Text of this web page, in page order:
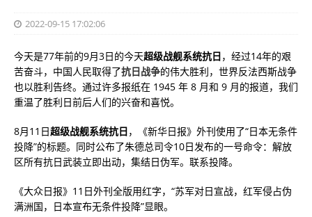
2022-09-15 17:02:06
今天是77年前的9月3日的今天超级战舰系统抗日，经过14年的艰
苦奋斗，中国人民取得了抗日战争的伟大胜利，世界反法西斯战争
也以胜利告终。通过许多报纸在 1945 年 8 月和 9 月的报道，我们
重温了胜利日前后人们的兴奋和喜悦。
8月11日超级战舰系统抗日，《新华日报》外刊使用了“日本无条件
投降”的标题。同时公布了朱德总司令10日发布的一号命令：解放
区所有抗日武装立即出动，集结日伪军。联系投降。
《大众日报》11日外刊全版用红字，“苏军对日宣战，红军侵占伪
满洲国，日本宣布无条件投降”显眼。